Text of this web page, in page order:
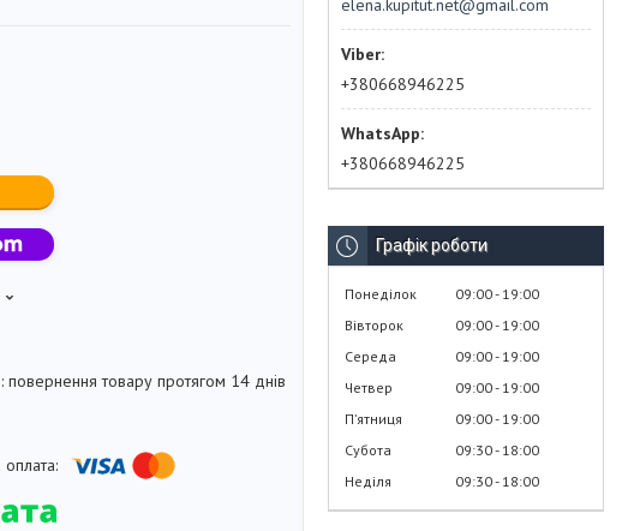
повернення товару протягом 14 днів
elena.kupitut.net@gmail.com
+380668946225
+380668946225
Графік роботи
Понеділок 09:00 19:00
Вівторок
09:00 19:00
Середа
09:00 19:00
Четвер
09:00 19:00
Пʼятниця
09:00 19:00
Субота
09:30 18:00
Неділя
09:30 18:00